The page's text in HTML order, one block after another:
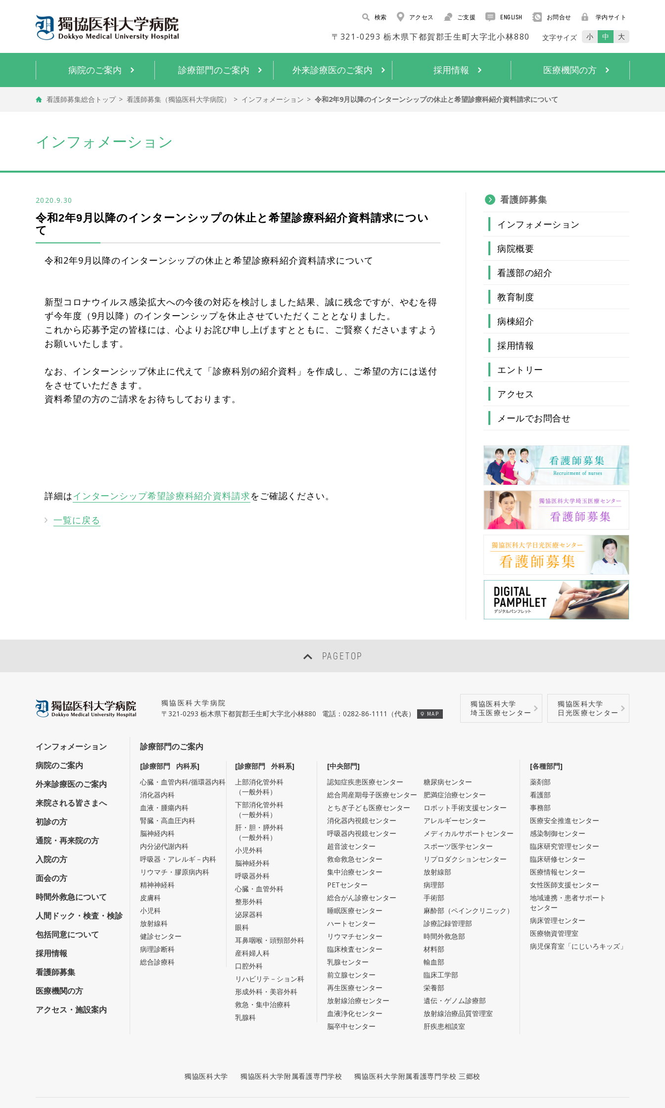
検索 アクセス ご支援 ENGLISH お問合せ 学内サイト
〒321-0293 栃木県下都賀郡壬生町大字北小林880 文字サイズ 小 中 大
病院のご案内 診療部門のご案内 外来診療医のご案内 採用情報 医療機関の方
看護師募集総合トップ 看護師募集（獨協医科大学病院） インフォメーション 令和2年9月以降のインターンシップの休止と希望診療科紹介資料請求について
インフォメーション
2020.9.30
令和2年9月以降のインターンシップの休止と希望診療科紹介資料請求につい
て
令和2年9月以降のインターンシップの休止と希望診療科紹介資料請求について
新型コロナウイルス感染拡大への今後の対応を検討しました結果、誠に残念ですが、やむを得
ず今年度（9月以降）のインターンシップを休止させていただくこととなりました。
これから応募予定の皆様には、心よりお詫び申し上げますとともに、ご賢察くださいますよう
お願いいたします。
なお、インターンシップ休止に代えて「診療科別の紹介資料」を作成し、ご希望の方には送付
をさせていただきます。
資料希望の方のご請求をお待ちしております。
詳細はインターンシップ希望診療科紹介資料請求をご確認ください。
一覧に戻る
看護師募集
インフォメーション
病院概要
看護部の紹介
看護部長メッセージ
看護部の紹介動画
教育制度
継続教育
病棟紹介
部署紹介
採用情報
募集要項
ピタル（看護職場体験）
エントリー
アクセス
メールでお問合せ
PAGETOP
獨協医科大学病院
〒321-0293 栃木県下都賀郡壬生町大字北小林880
電話： 0282-86-1111 （代表） MAP
獨協医科大学
埼玉医療センター
獨協医科大学
日光医療センター
インフォメーション
病院のご案内
外来診療医のご案内
来院される皆さまへ
初診の方
通院・再来院の方
入院の方
面会の方
時間外救急について
人間ドック・検査・検診
包括同意について
採用情報
看護師募集
医療機関の方
アクセス・施設案内
診療部門のご案内
[診療部門 内科系]
心臓・血管内科/循環器内科
消化器内科
血液・腫瘍内科
腎臓・高血圧内科
脳神経内科
内分泌代謝内科
呼吸器・アレルギ－内科
リウマチ・膠原病内科
精神神経科
皮膚科
小児科
放射線科
健診センター
病理診断科
総合診療科
[診療部門 外科系]
上部消化管外科
（一般外科）
下部消化管外科
（一般外科）
肝・胆・膵外科
（一般外科）
小児外科
脳神経外科
呼吸器外科
心臓・血管外科
整形外科
泌尿器科
眼科
耳鼻咽喉・頭頸部外科
産科婦人科
口腔外科
リハビリテ－ション科
形成外科・美容外科
救急・集中治療科
乳腺科
[中央部門]
認知症疾患医療センター
総合周産期母子医療センター
とちぎ子ども医療センター
消化器内視鏡センター
呼吸器内視鏡センター
超音波センター
救命救急センター
集中治療センター
PETセンター
総合がん診療センター
睡眠医療センター
ハートセンター
リウマチセンター
臨床検査センター
乳腺センター
前立腺センター
再生医療センター
放射線治療センター
血液浄化センター
脳卒中センター
糖尿病センター
肥満症治療センター
ロボット手術支援センター
アレルギーセンター
メディカルサポートセンター
スポーツ医学センター
リプロダクションセンター
放射線部
病理部
手術部
麻酔部（ペインクリニック）
診療記録管理部
時間外救急部
材料部
輸血部
臨床工学部
栄養部
遺伝・ゲノム診療部
放射線治療品質管理室
肝疾患相談室
[各種部門]
薬剤部
看護部
事務部
医療安全推進センター
感染制御センター
臨床研究管理センター
臨床研修センター
医療情報センター
女性医師支援センター
地域連携・患者サポート
センター
病床管理センター
医療物資管理室
病児保育室「にじいろキッズ」
獨協医科大学 獨協医科大学附属看護専門学校 獨協医科大学附属看護専門学校 三郷校